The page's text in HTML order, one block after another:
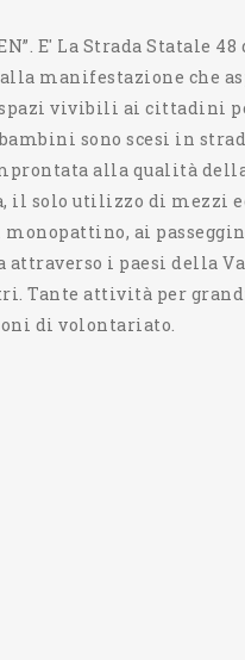
E' La Strada Statale
manifestazione che
vivibili ai cittadini
sono scesi in
alla qualità
il solo utilizzo di mezzi
ai
i paesi della
Tante attività per
di volontariato.